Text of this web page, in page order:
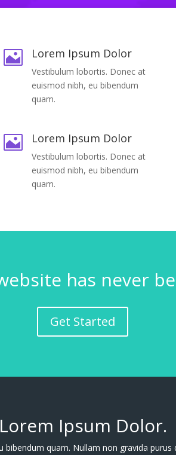
 Lorem Ipsum Dolor
Vestibulum lobortis. Donec at
euismod nibh, eu bibendum
quam.
 Lorem Ipsum Dolor
Vestibulum lobortis. Donec at
euismod nibh, eu bibendum
quam.
has never
Get Started
Lorem Ipsum Dolor.
bibendum quam. Nullam non gravida